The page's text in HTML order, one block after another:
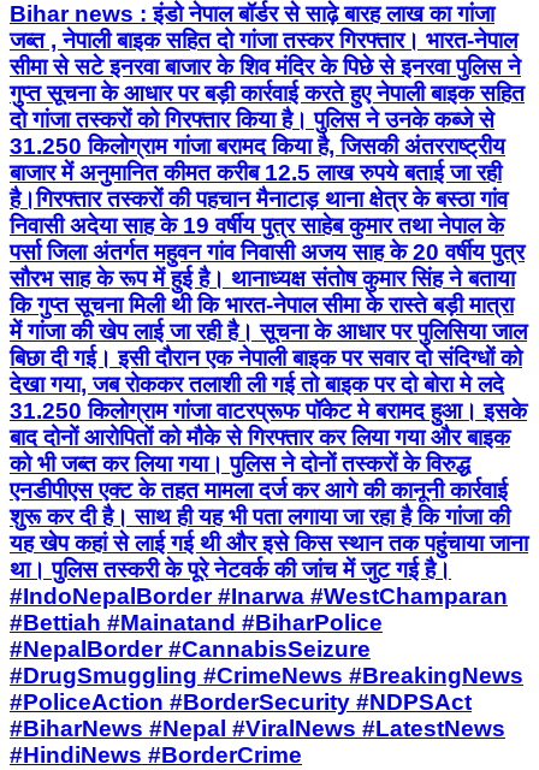
Bihar news : इंडो नेपाल बॉर्डर से साढ़े बारह लाख का गांजा
जब्त , नेपाली बाइक सहित दो गांजा तस्कर गिरफ्तार। भारत-नेपाल
सीमा से सटे इनरवा बाजार के शिव मंदिर के पिछे से इनरवा पुलिस ने
गुप्त सूचना के आधार पर बड़ी कार्रवाई करते हुए नेपाली बाइक सहित
दो गांजा तस्करों को गिरफ्तार किया है। पुलिस ने उनके कब्जे से
31.250 किलोग्राम गांजा बरामद किया है, जिसकी अंतरराष्ट्रीय
बाजार में अनुमानित कीमत करीब 12.5 लाख रुपये बताई जा रही
है।गिरफ्तार तस्करों की पहचान मैनाटाड़ थाना क्षेत्र के बस्ठा गांव
निवासी अदेया साह के 19 वर्षीय पुत्र साहेब कुमार तथा नेपाल के
पर्सा जिला अंतर्गत महुवन गांव निवासी अजय साह के 20 वर्षीय पुत्र
सौरभ साह के रूप में हुई है। थानाध्यक्ष संतोष कुमार सिंह ने बताया
कि गुप्त सूचना मिली थी कि भारत-नेपाल सीमा के रास्ते बड़ी मात्रा
में गांजा की खेप लाई जा रही है। सूचना के आधार पर पुलिसिया जाल
बिछा दी गई। इसी दौरान एक नेपाली बाइक पर सवार दो संदिग्धों को
देखा गया, जब रोककर तलाशी ली गई तो बाइक पर दो बोरा मे लदे
31.250 किलोग्राम गांजा वाटरप्रूफ पॉकेट मे बरामद हुआ। इसके
बाद दोनों आरोपितों को मौके से गिरफ्तार कर लिया गया और बाइक
को भी जब्त कर लिया गया। पुलिस ने दोनों तस्करों के विरुद्ध
एनडीपीएस एक्ट के तहत मामला दर्ज कर आगे की कानूनी कार्रवाई
शुरू कर दी है। साथ ही यह भी पता लगाया जा रहा है कि गांजा की
यह खेप कहां से लाई गई थी और इसे किस स्थान तक पहुंचाया जाना
था। पुलिस तस्करी के पूरे नेटवर्क की जांच में जुट गई है।
#IndoNepalBorder #Inarwa #WestChamparan
#Bettiah #Mainatand #BiharPolice
#NepalBorder #CannabisSeizure
#DrugSmuggling #CrimeNews #BreakingNews
#PoliceAction #BorderSecurity #NDPSAct
#BiharNews #Nepal #ViralNews #LatestNews
#HindiNews #BorderCrime